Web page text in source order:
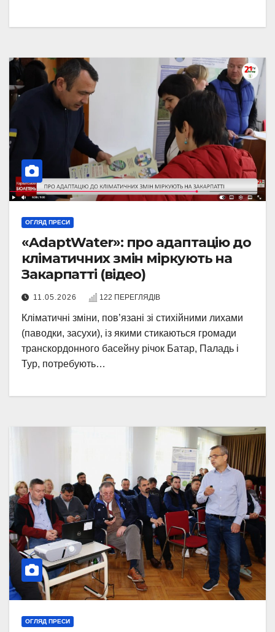
ОГЛЯД ПРЕСИ
«AdaptWater»: про адаптацію до
кліматичних змін міркують на
Закарпатті (відео)
11.05.2026 122 ПЕРЕГЛЯДІВ
Кліматичні зміни, пов’язані зі стихійними лихами
(паводки, засухи), із якими стикаються громади
транскордонного басейну річок Батар, Паладь і
Тур, потребують…
ОГЛЯД ПРЕСИ